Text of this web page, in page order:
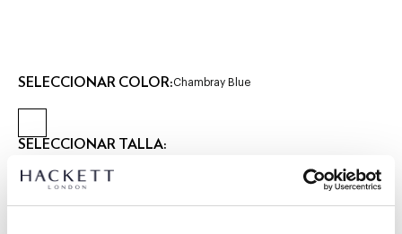
SELECCIONAR COLOR:Chambray Blue
SELECCIONAR TALLA:
XS S M
Talla modelo:M